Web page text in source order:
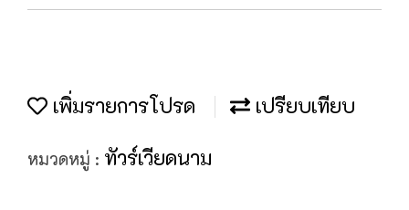
เพิ่มรายการโปรด เปรียบเทียบ
หมวดหมู่ : ทัวร์เวียดนาม